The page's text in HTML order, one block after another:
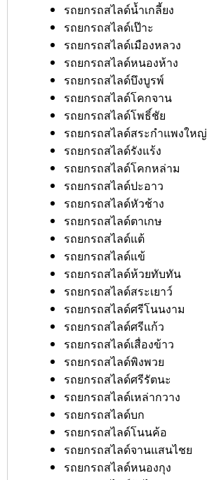
รถยกรถสไลด์น้ำเกลี้ยง
รถยกรถสไลด์เป๊าะ
รถยกรถสไลด์เมืองหลวง
รถยกรถสไลด์หนองห้าง
รถยกรถสไลด์บึงบูรพ์
รถยกรถสไลด์โคกจาน
รถยกรถสไลด์โพธิ์ชัย
รถยกรถสไลด์สระกำแพงใหญ่
รถยกรถสไลด์รังแร้ง
รถยกรถสไลด์โคกหล่าม
รถยกรถสไลด์ปะอาว
รถยกรถสไลด์หัวช้าง
รถยกรถสไลด์ตาเกษ
รถยกรถสไลด์แต้
รถยกรถสไลด์แข้
รถยกรถสไลด์ห้วยทับทัน
รถยกรถสไลด์สระเยาว์
รถยกรถสไลด์ศรีโนนงาม
รถยกรถสไลด์ศรีแก้ว
รถยกรถสไลด์เสื่องข้าว
รถยกรถสไลด์พิงพวย
รถยกรถสไลด์ศรีรัตนะ
รถยกรถสไลด์เหล่ากวาง
รถยกรถสไลด์บก
รถยกรถสไลด์โนนค้อ
รถยกรถสไลด์จานแสนไชย
รถยกรถสไลด์หนองกุง